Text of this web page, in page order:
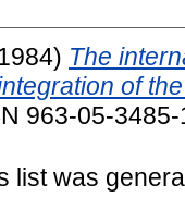
The
of
963-05-3485-
list was